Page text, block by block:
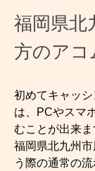
福岡県北
方のアコ
初めてキャッ
は、PCやスマ
むことが出来ま
福岡県北九州
う際の通常の流